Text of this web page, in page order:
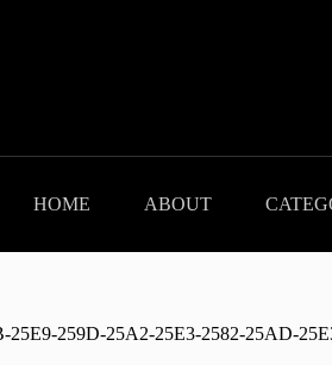
HOME ABOUT
25E9-259D-25A2-25E3-2582-25AD-